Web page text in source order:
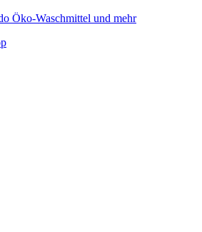
Öko-Waschmittel und mehr